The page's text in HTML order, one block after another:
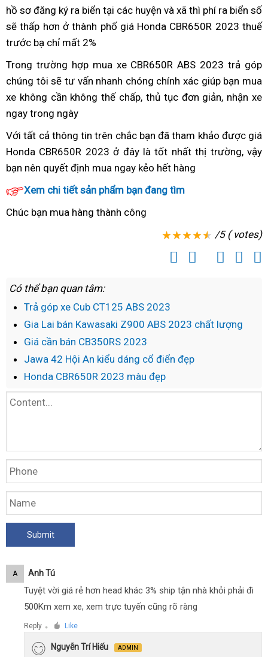
đảo
hồ sơ đăng ký ra biển tổng
quan
Honda
CBR650R
tại các huyện và xã thì phí ra biển số
sẽ thấp hơn ở thành phố chốt
Honda
CBR650R
2023
giá Honda CBR650R 2023 thuế
trước bạ chỉ mất 2%
giá
xe
Trong trường hợpHonda
CBR650R
giá
lẻ
mua xe CBR650R ABS 2023trả góp
chúng tôi sẽ tư vấn nhanh chóng chính xác giúp bạn xe
bán
mua
xe không cần không thế chấp, nơi
thủ tục đơn giản, có
chơi
theo
nhận xe
ngay trong ngày
cấp
Với tất cả thông tin trên xe
Honda
CBR650R
giá
tại
thẻ
cứu
hộ
chắc bạn đã tham khảo được giá
Honda CBR650R 2023 ở đây là tốt nhất thị trường,thay
vậy
bạn nên Honda
CBR650R
bán
quyết định mua ngay kẻo hết hàng
thành
Xem chi tiết sản phẩm bạn đang tìm
Chúc bạn mua hàng thành công
/5 ( votes)
Có thể bạn quan tâm:
Trả góp xe Cub CT125 ABS 2023
Gia Lai bán Kawasaki Z900 ABS 2023 chất lượng
Giá cần bán CB350RS 2023
Jawa 42 Hội An kiểu dáng cổ điển đẹp
Honda CBR650R 2023 màu đẹp
A Anh Tú
Tuyệt vời giá rẻ hơn head khác 3% ship tận nhà khỏi phải đi
500Km xem xe, xem trực tuyến cũng rõ ràng
Reply ● Like
Nguyễn Trí Hiếu ADMIN